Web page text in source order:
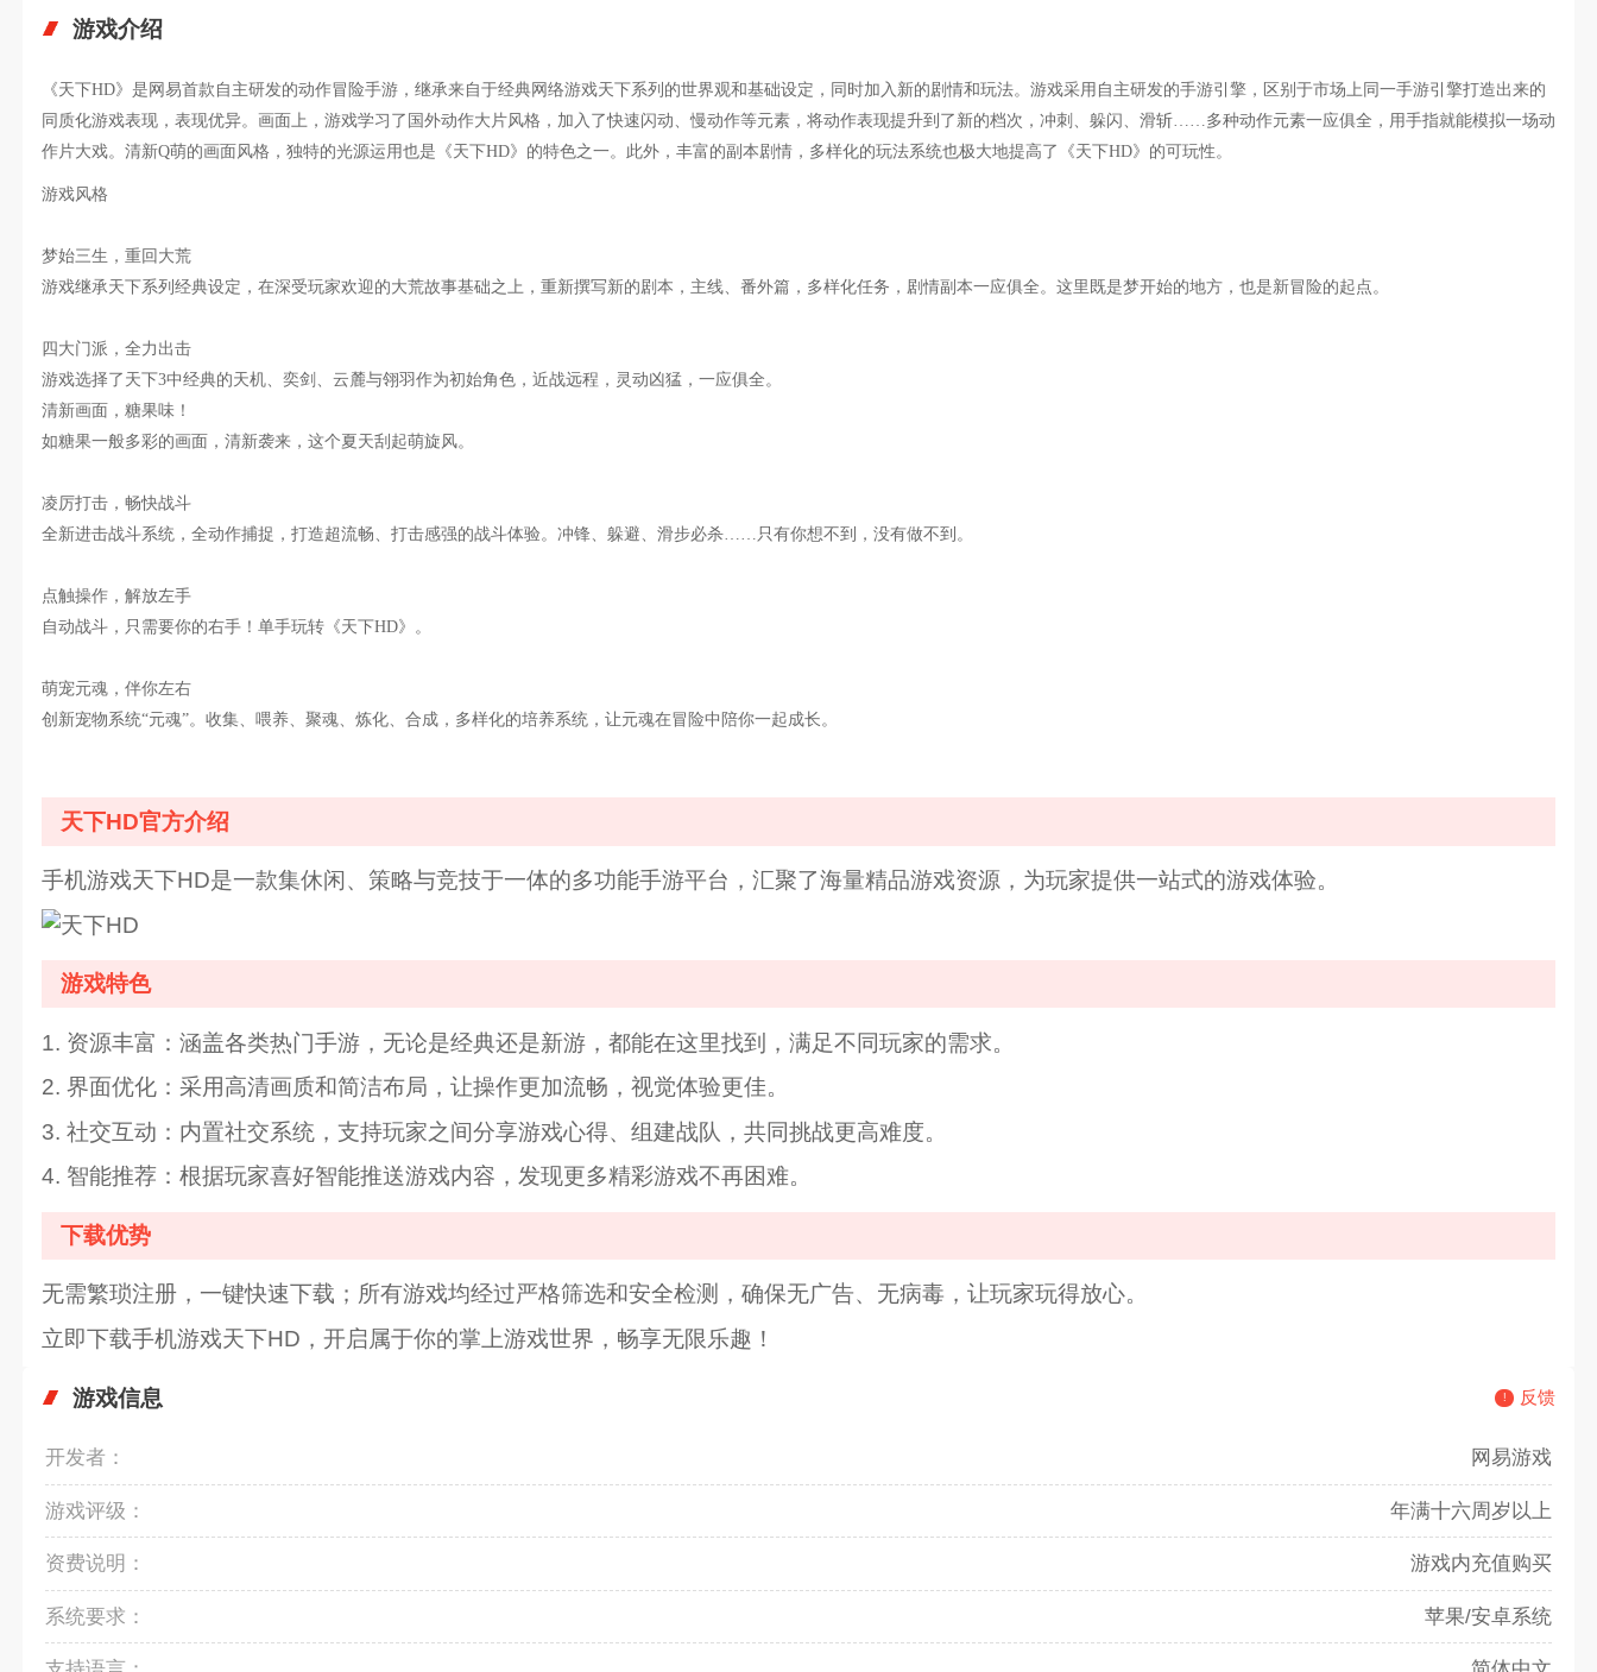
游戏介绍
《天下HD》是网易首款自主研发的动作冒险手游，继承来自于经典网络游戏天下系列的世界观和基础设定，同时加入新的剧情和玩法。游戏采用自主研发的手游引擎，区别于市场上同一手游引擎打造出来的
同质化游戏表现，表现优异。画面上，游戏学习了国外动作大片风格，加入了快速闪动、慢动作等元素，将动作表现提升到了新的档次，冲刺、躲闪、滑斩……多种动作元素一应俱全，用手指就能模拟一场动
作片大戏。清新Q萌的画面风格，独特的光源运用也是《天下HD》的特色之一。此外，丰富的副本剧情，多样化的玩法系统也极大地提高了《天下HD》的可玩性。
游戏风格
梦始三生，重回大荒
游戏继承天下系列经典设定，在深受玩家欢迎的大荒故事基础之上，重新撰写新的剧本，主线、番外篇，多样化任务，剧情副本一应俱全。这里既是梦开始的地方，也是新冒险的起点。
四大门派，全力出击
游戏选择了天下3中经典的天机、奕剑、云麓与翎羽作为初始角色，近战远程，灵动凶猛，一应俱全。
清新画面，糖果味！
如糖果一般多彩的画面，清新袭来，这个夏天刮起萌旋风。
凌厉打击，畅快战斗
全新进击战斗系统，全动作捕捉，打造超流畅、打击感强的战斗体验。冲锋、躲避、滑步必杀……只有你想不到，没有做不到。
点触操作，解放左手
自动战斗，只需要你的右手！单手玩转《天下HD》。
萌宠元魂，伴你左右
创新宠物系统“元魂”。收集、喂养、聚魂、炼化、合成，多样化的培养系统，让元魂在冒险中陪你一起成长。
天下HD官方介绍
手机游戏天下HD是一款集休闲、策略与竞技于一体的多功能手游平台，汇聚了海量精品游戏资源，为玩家提供一站式的游戏体验。
游戏特色
1. 资源丰富：涵盖各类热门手游，无论是经典还是新游，都能在这里找到，满足不同玩家的需求。
2. 界面优化：采用高清画质和简洁布局，让操作更加流畅，视觉体验更佳。
3. 社交互动：内置社交系统，支持玩家之间分享游戏心得、组建战队，共同挑战更高难度。
4. 智能推荐：根据玩家喜好智能推送游戏内容，发现更多精彩游戏不再困难。
下载优势
无需繁琐注册，一键快速下载；所有游戏均经过严格筛选和安全检测，确保无广告、无病毒，让玩家玩得放心。
立即下载手机游戏天下HD，开启属于你的掌上游戏世界，畅享无限乐趣！
游戏信息 反馈
开发者： 网易游戏
游戏评级： 年满十六周岁以上
资费说明： 游戏内充值购买
系统要求： 苹果/安卓系统